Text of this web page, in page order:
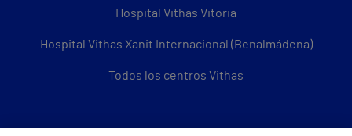
Hospital Vithas Vitoria
Hospital Vithas Xanit Internacional (Benalmádena)
Todos los centros Vithas